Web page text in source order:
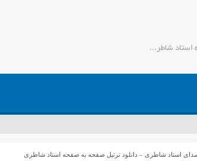
دانلود ترتیل سوره الحدید با صدای استاد شاطری – دانلود ترتیل صفحه به صفحه استاد شاطری - جمیل مدیا
صدای استاد شاطری – دانلود ترتیل صفحه به صفحه استاد شاطری